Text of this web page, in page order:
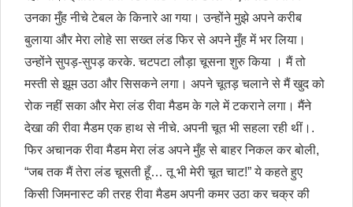
उनका मुँह नीचे टेबल के किनारे आ गया। उन्होंने मुझे अपने करीब
बुलाया और मेरा लोहे सा सख्त लंड फिर से अपने मुँह में भर लिया।
उन्होंने सुपड़-सुपड़ करके. चटपटा लौड़ा चूसना शुरु किया । मैं तो
मस्ती से झूम उठा और सिसकने लगा। अपने चूतड़ चलाने से मैं खुद को
रोक नहीं सका और मेरा लंड रीवा मैडम के गले में टकराने लगा। मैंने
देखा की रीवा मैडम एक हाथ से नीचे. अपनी चूत भी सहला रही थीं।.
फिर अचानक रीवा मैडम मेरा लंड अपने मुँह से बाहर निकल कर बोली,
“जब तक मैं तेरा लंड चूसती हूँ… तू भी मेरी चूत चाट!” ये कहते हुए
किसी जिमनास्ट की तरह रीवा मैडम अपनी कमर उठा कर चक्र की